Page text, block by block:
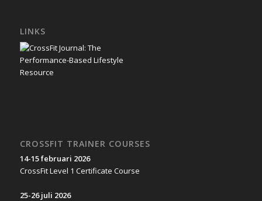
LINKS
CROSSFIT TRAINER COURSES
14-15 februari 2026
CrossFit Level 1 Certificate Course
25-26 juli 2026